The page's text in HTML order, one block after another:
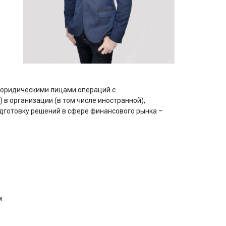
лицами операций с
организации (в том числе иностранной),
решений в сфере финансового рынка –